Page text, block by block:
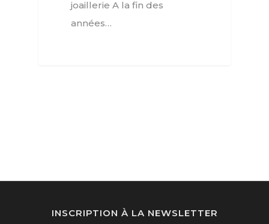
joaillerie A la fin des
années…
INSCRIPTION À LA NEWSLETTER